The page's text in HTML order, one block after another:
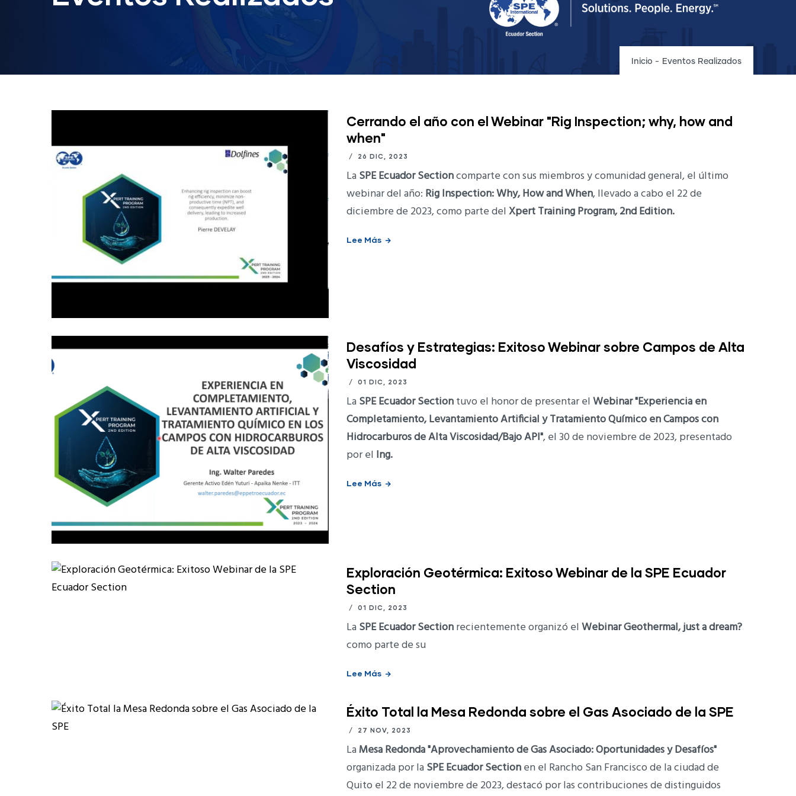
Inicio - Eventos Realizados
Cerrando el año con el Webinar "Rig Inspection; why, how and
when"
/ 26 DIC, 2023
LaSPE Ecuador Sectioncomparte con sus miembros y comunidad general, el último
webinar del año: Rig Inspection: Why, How and When, llevado a cabo el 22 de
diciembre de 2023, como parte delXpert Training Program, 2nd Edition.
Lee Más
Desafíos y Estrategias: Exitoso Webinar sobre Campos de Alta
Viscosidad
/ 01 DIC, 2023
LaSPE Ecuador Sectiontuvo el honor de presentar elWebinar "Experiencia en
Completamiento, Levantamiento Artificial y Tratamiento Químico en Campos con
Hidrocarburos de Alta Viscosidad/Bajo API", el 30 de noviembre de 2023, presentado
por el Ing.
Lee Más
Exploración Geotérmica: Exitoso Webinar de la SPE Ecuador
Section
/ 01 DIC, 2023
LaSPE Ecuador Sectionrecientemente organizó elWebinar Geothermal, just a dream?
como parte de su
Lee Más
Éxito Total la Mesa Redonda sobre el Gas Asociado de la SPE
/ 27 NOV, 2023
LaMesa Redonda "Aprovechamiento de Gas Asociado: Oportunidades y Desafíos"
organizada por laSPE Ecuador Sectionen el Rancho San Francisco de la ciudad de
Quito el 22 de noviembre de 2023, destacó por las contribuciones de distinguidos